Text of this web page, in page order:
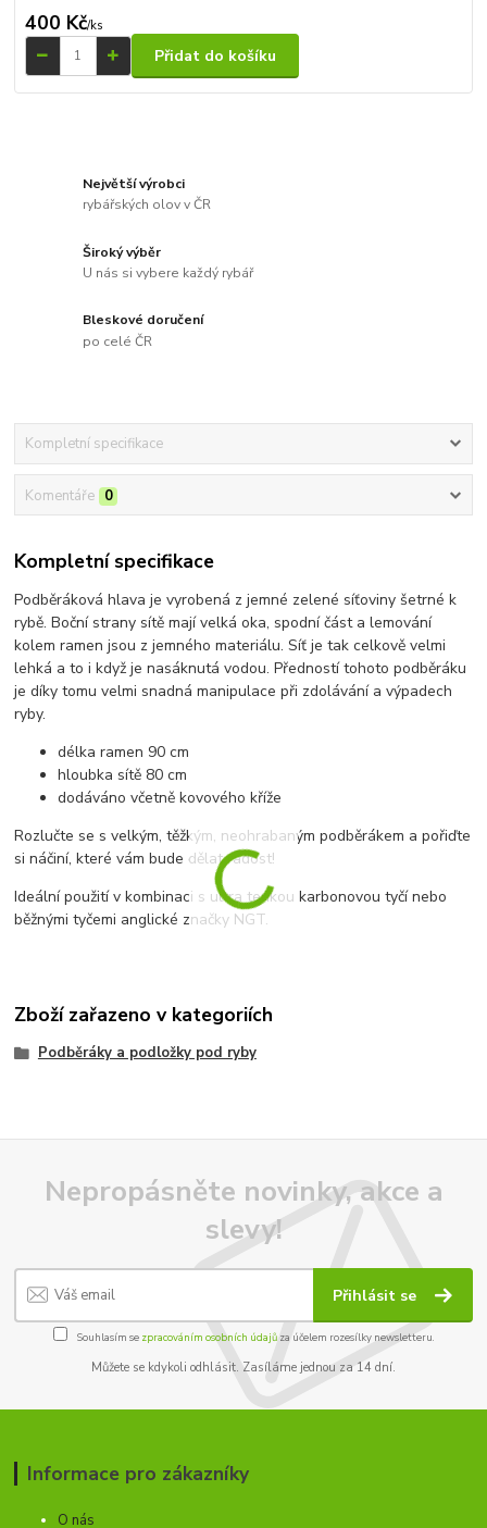
400 Kč/ks
Přidat do košíku
Největší výrobci
rybářských olov v ČR
Široký výběr
U nás si vybere každý rybář
Bleskové doručení
po celé ČR
Kompletní specifikace
Komentáře 0
Kompletní specifikace
Podběráková hlava je vyrobená z jemné zelené síťoviny šetrné k
rybě. Boční strany sítě mají velká oka, spodní část a lemování
kolem ramen jsou z jemného materiálu. Síť je tak celkově velmi
lehká a to i když je nasáknutá vodou. Předností tohoto podběráku
je díky tomu velmi snadná manipulace při zdolávání a výpadech
ryby.
délka ramen 90 cm
hloubka sítě 80 cm
dodáváno včetně kovového kříže
Rozlučte se s velkým, těžkým, neohrabaným podběrákem a pořiďte
si náčiní, které vám bude dělat radost!
Ideální použití v kombinaci s ultra tenkou karbonovou tyčí nebo
běžnými tyčemi anglické značky NGT.
Zboží zařazeno v kategoriích
Podběráky a podložky pod ryby
Nepropásněte novinky, akce a
slevy!
Přihlásit se
Souhlasím se zpracováním osobních údajůza účelem rozesílky newsletteru.
Můžete se kdykoli odhlásit. Zasíláme jednou za 14 dní.
Informace pro zákazníky
O nás